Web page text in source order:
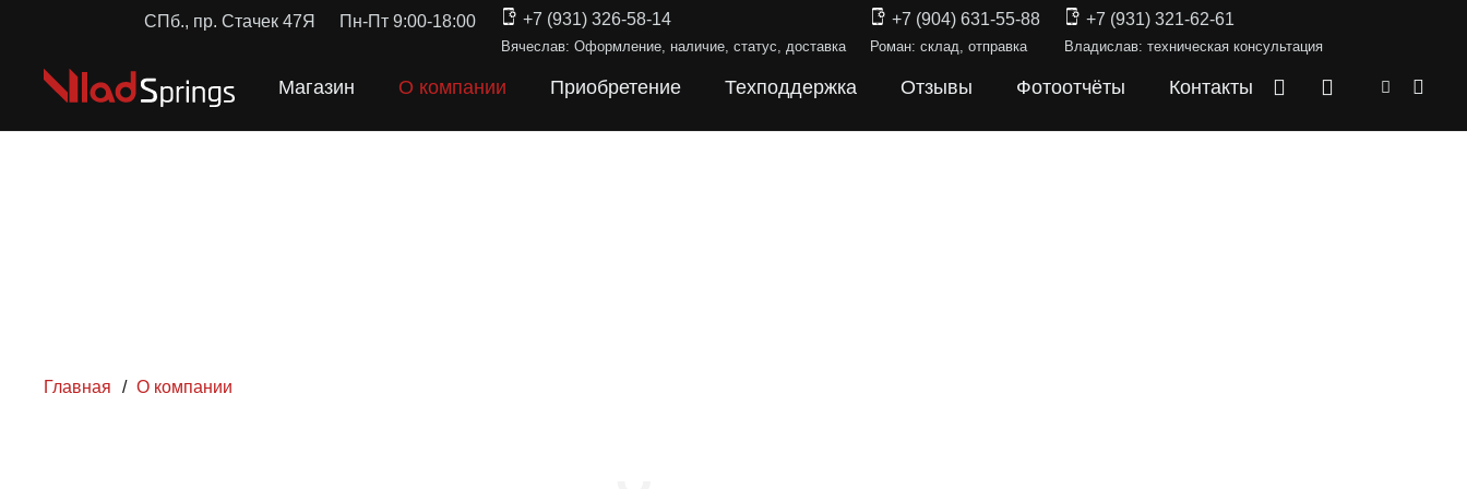
СПб., пр. Стачек 47Я Пн-Пт 9:00-18:00 +7 (931) 326-58-14
Вячеслав: Оформление, наличие, статус, доставка
+7 (904) 631-55-88
Роман: склад, отправка
+7 (931) 321-62-61
Владислав: техническая консультация
Магазин О компании Приобретение Техподдержка Отзывы Фотоотчёты Контакты
Главная / О компании